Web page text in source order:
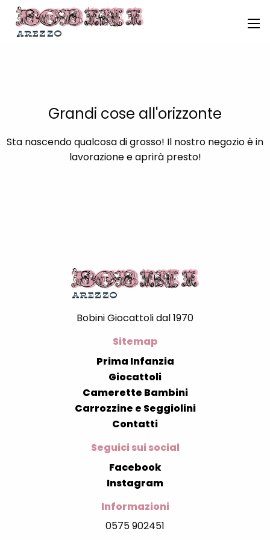
Grandi cose all'orizzonte
Sta nascendo qualcosa di grosso! Il nostro negozio è in
lavorazione e aprirà presto!
Bobini Giocattoli dal 1970
Sitemap
Prima Infanzia
Giocattoli
Camerette Bambini
Carrozzine e Seggiolini
Contatti
Seguici sui social
Facebook
Instagram
Informazioni
0575 902451